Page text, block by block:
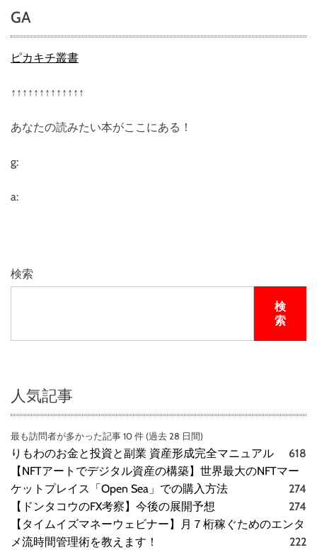
ア
ト
ト
は
ど
う
な
の
？
GA
ピカキチ叢書
↑↑↑↑↑↑↑↑↑↑↑↑↑
あなたの読みたい本がここにある！
g:
a:
検索
検
索
人気記事
最も訪問者が多かった記事 10 件 (過去 28 日間)
りもわのお金と投資と副業 資産形成完全マニュアル
618
【NFTアートでデジタル資産の構築】世界最大のNFTマー
ケットプレイス「Open Sea」での購入方法
274
【ドンタコウのFX考察】今後の展開予想
274
【タイムイズマネーウェビナー】月７桁稼ぐためのエンタ
メ流時間管理術を教えます！
222